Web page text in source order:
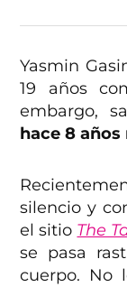
Yasmin
19 años
embargo,
hace 8
silencio y
el sitio The
se pasa
cuerpo. No